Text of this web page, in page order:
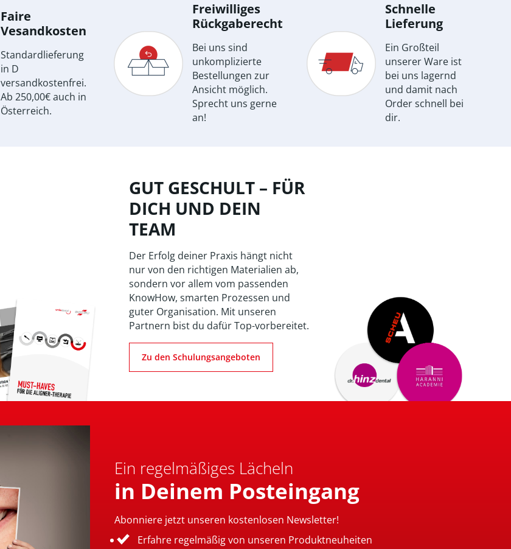
Faire
Vesandkosten
Standardlieferung
in D
versandkostenfrei.
Ab 250,00€ auch in
Österreich.
Freiwilliges
Rückgaberecht
Bei uns sind
unkomplizierte
Bestellungen zur
Ansicht möglich.
Sprecht uns gerne
an!
Schnelle
Lieferung
Ein Großteil
unserer Ware ist
bei uns lagernd
und damit nach
Order schnell bei
dir.
GUT GESCHULT – FÜR
DICH UND DEIN
TEAM
Der Erfolg deiner Praxis hängt nicht
nur von den richtigen Materialien ab,
sondern vor allem vom passenden
KnowHow, smarten Prozessen und
guter Organisation. Mit unseren
Partnern bist du dafür Top-vorbereitet.
Zu den Schulungsangeboten
Ein regelmäßiges Lächeln
in Deinem Posteingang
Abonniere jetzt unseren kostenlosen Newsletter!
Erfahre regelmäßig von unseren Produktneuheiten